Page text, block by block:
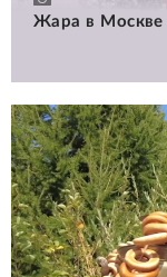
Жара в Москве